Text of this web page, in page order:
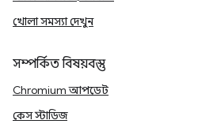
খোলা সমস্যা দেখুন
সম্পর্কিত বিষয়বস্তু
Chromium আপডেট
কেস স্টাডিজ